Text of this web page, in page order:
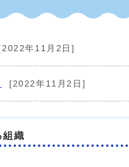
[2022年11月2日]
[2022年11月2日]
組織